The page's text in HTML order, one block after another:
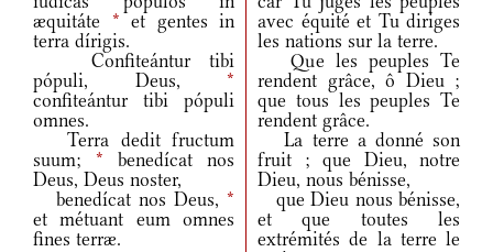
æquitáte * et gentes in
terra dírigis.
avec équité et Tu diriges
les nations sur la terre.
Confiteántur tibi
pópuli, Deus, *
confiteántur tibi pópuli
omnes.
Que les peuples Te
rendent grâce, ô Dieu ;
que tous les peuples Te
rendent grâce.
Terra dedit fructum
suum; * benedícat nos
Deus, Deus noster,
La terre a donné son
fruit ; que Dieu, notre
Dieu, nous bénisse,
benedícat nos Deus, *
et métuant eum omnes
fines terræ.
que Dieu nous bénisse,
et que toutes les
extrémités de la terre le